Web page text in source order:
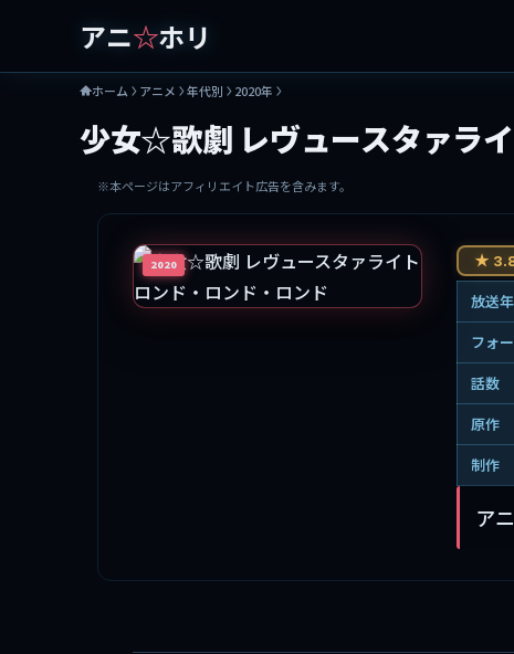
アニ☆ホリ
ホーム アニメ 年代別 2020年
少女☆歌劇 レヴュースタァラ
※本ページはアフィリエイト広告を含みます。
2020 ★
放送年
フォ
話数
原作
制作
ア